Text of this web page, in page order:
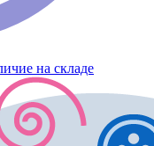
на складе